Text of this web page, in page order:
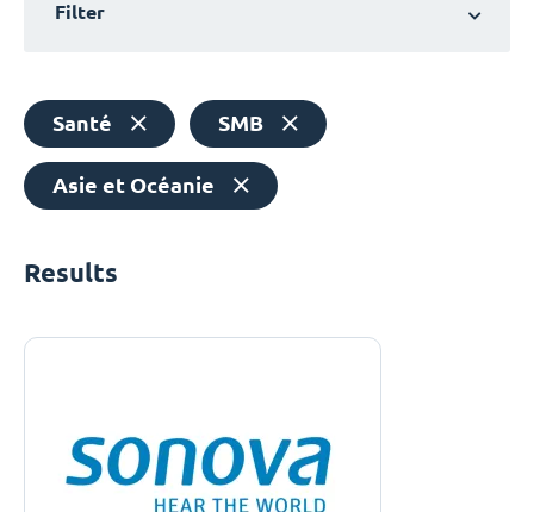
Filter
Santé SMB
Asie et Océanie
Results